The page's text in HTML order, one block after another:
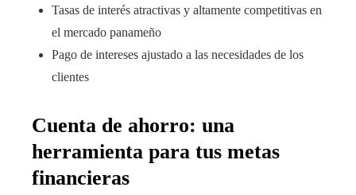
Tasas de interés atractivas y altamente competitivas en
el mercado panameño
Pago de intereses ajustado a las necesidades de los
clientes
Cuenta de ahorro: una
herramienta para tus metas
financieras